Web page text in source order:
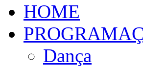
HOME
Dança